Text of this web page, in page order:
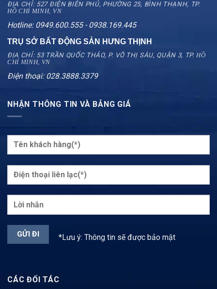
ĐỊA CHỈ: 527 ĐIỆN BIÊN PHỦ, PHƯỜNG 25, BÌNH THẠNH, TP.
HỒ CHÍ MINH, VN
Hotline: 0949.600.555 - 0938.169.445
TRỤ SỞ BẤT ĐỘNG SẢN HƯNG THỊNH
ĐỊA CHỈ: 53 TRẦN QUỐC THẢO, P. VÕ THỊ SÁU, QUẬN 3, TP.HỒ
CHÍ MINH, VN
Điện thoại: 028.3888.3379
NHẬN THÔNG TIN VÀ BẢNG GIÁ
*Lưu ý: Thông tin sẽ được bảo mật
CÁC ĐỐI TÁC